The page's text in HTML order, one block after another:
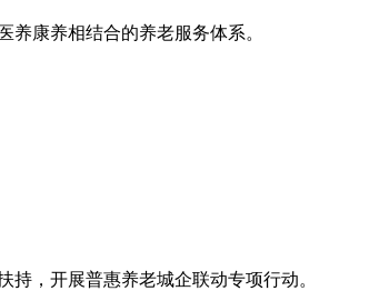
康养相结合的养老服务体系。
，开展普惠养老城企联动专项行动。